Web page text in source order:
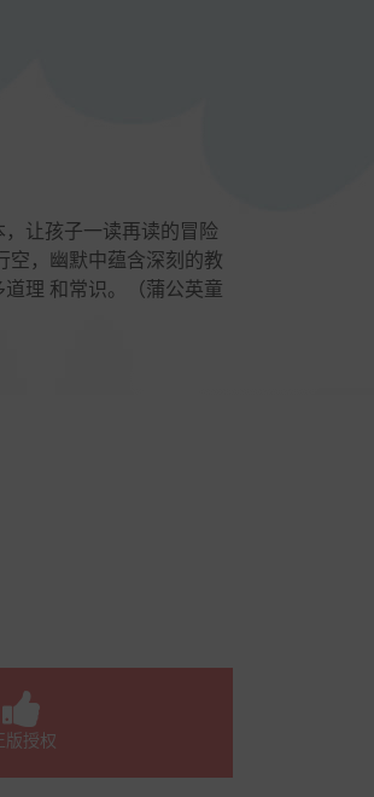
，让孩子一读再读的冒险
空，幽默中蕴含深刻的教
理 和常识。（蒲公英童
版授权